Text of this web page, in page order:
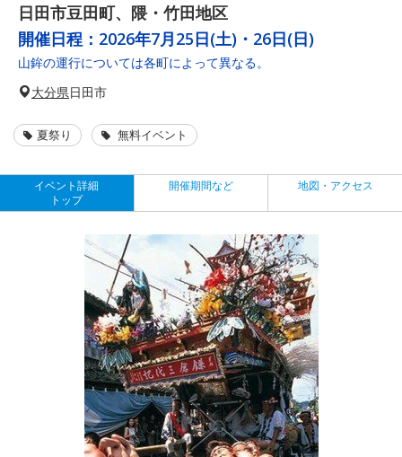
日田市豆田町、隈・竹田地区
開催日程： 2026年7月25日(土)・26日(日)
山鉾の運行については各町によって異なる。
大分県日田市
夏祭り 無料イベント
イベント詳細
トップ
開催期間など 地図・アクセス